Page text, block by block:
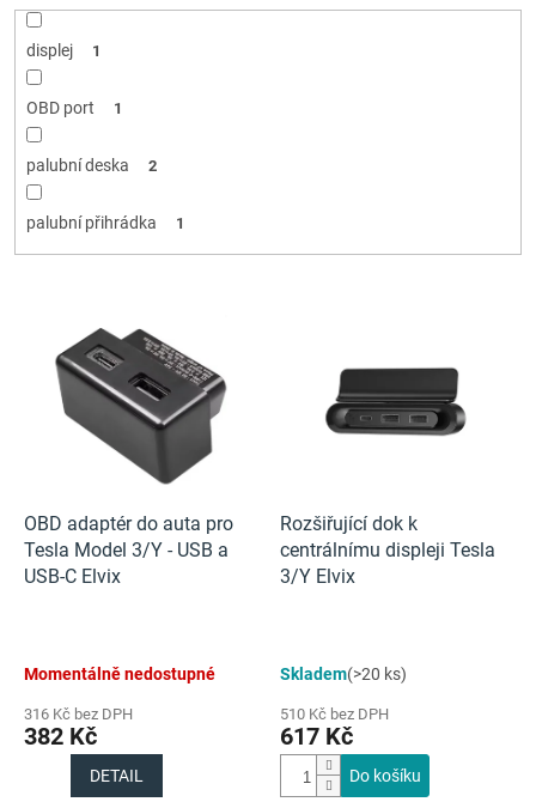
displej 1
OBD port 1
palubní deska 2
palubní přihrádka 1
OBD adaptér do auta pro
Tesla Model 3/Y - USB a
USB-C Elvix
Momentálně nedostupné
316 Kč bez DPH
382 Kč
DETAIL
Rozšiřující dok k
centrálnímu displeji Tesla
3/Y Elvix
Skladem(>20 ks)
510 Kč bez DPH
617 Kč
Do košíku